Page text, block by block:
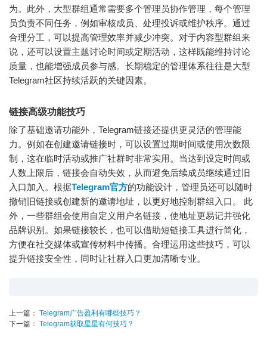
为。此外，大型群组通常需要多个管理员协作管理，每个管理
员负责不同任务，例如审核成员、处理投诉或维护秩序。通过
合理分工，可以提高管理效率并减少冲突。对于内容型群组来
说，还可以设置主题讨论时间或定期活动，这样既能维持讨论
质量，也能增强成员参与感。长期稳定的管理体系往往是大型
Telegram社区持续活跃的关键因素。
链接高级功能技巧
除了基础邀请功能外，Telegram链接还提供更灵活的管理能
力。例如在创建邀请链接时，可以设置过期时间或使用次数限
制，这在临时活动或推广社群时非常实用。当达到设定时间或
人数上限后，链接会自动失效，从而避免后续成员继续通过旧
入口加入。根据Telegram官方的功能设计，管理员还可以随时
撤销旧链接或创建新的邀请地址，以更好地控制群组入口。 此
外，一些群组会使用自定义用户名链接，使地址更易记并强化
品牌识别。如果链接较长，也可以借助短链接工具进行简化，
方便在社交媒体或宣传材料中传播。合理运用这些技巧，可以
提升链接安全性，同时让社群入口更加清晰专业。
上一篇： Telegram广告盈利有哪些技巧？
下一篇： Telegram获取星星有何技巧？